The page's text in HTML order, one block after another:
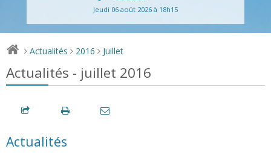
Jeudi 06 août 2026 à 18h15
> Actualités > 2016 > Juillet
Actualités - juillet 2016
Actualités